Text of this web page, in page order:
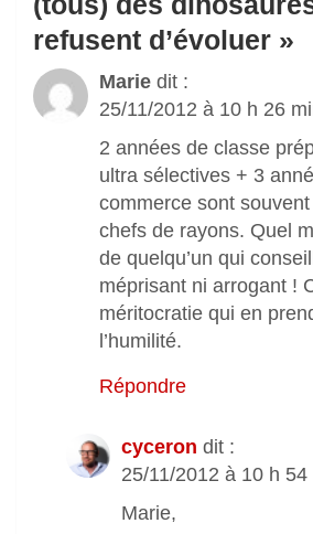
refusent d’évoluer »
Marie dit :
25/11/2012 à 10 h 26
2 années de classe
ultra sélectives + 3
commerce sont
chefs de rayons. Quel
de quelqu’un qui
méprisant ni arrogant !
méritocratie qui en
l’humilité.
Répondre
cyceron dit :
25/11/2012 à 10 h 54
Marie,